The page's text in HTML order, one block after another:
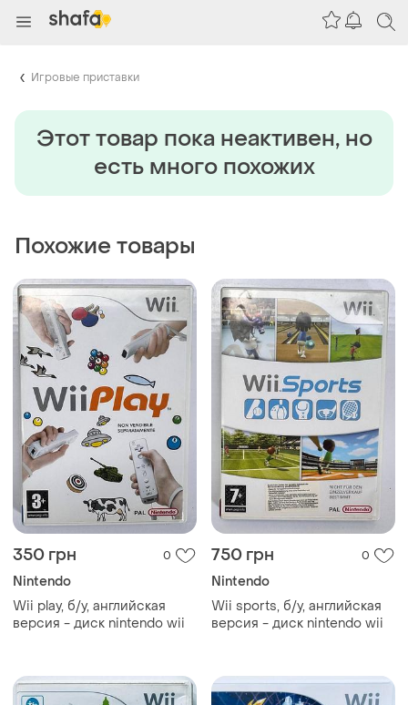
Игровые приставки
Этот товар пока неактивен, но
есть много похожих
Похожие товары
350 грн 0
Nintendo
Wii play, б/у, английская
версия - диск nintendo wii
750 грн 0
Nintendo
Wii sports, б/у, английская
версия - диск nintendo wii